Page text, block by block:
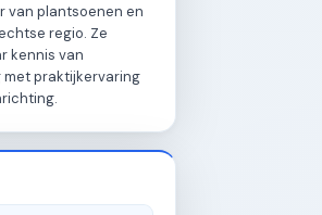
van plantsoenen en
regio. Ze
kennis van
praktijkervaring